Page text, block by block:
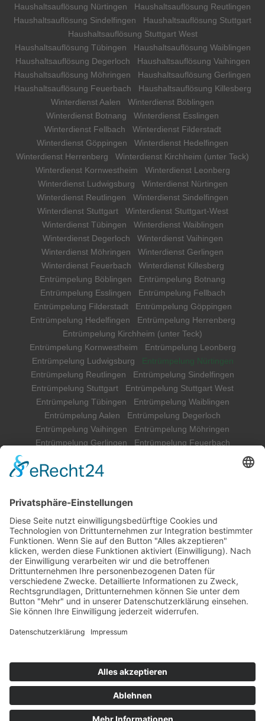
Haushaltsauflösung Nürtingen
Haushaltsauflösung Reutlingen
Haushaltsauflösung Sindelfingen
Haushaltsauflösung Stuttgart
Haushaltsauflösung Stuttgart West
Haushaltsauflösung Tübingen
Haushaltsauflösung Waiblingen
Haushaltsauflösung Degerloch
Haushaltsauflösung Vaihingen
Haushaltsauflösung Möhringen
Haushaltsauflösung Gerlingen
Haushaltsauflösung Feuerbach
Haushaltsauflösung Killesberg
Winterdienst Aalen
Winterdienst Böblingen
Winterdienst Botnang
Winterdienst Esslingen
Winterdienst Fellbach
Winterdienst Filderstadt
Winterdienst Göppingen
Winterdienst Hedelfingen
Winterdienst Herrenberg
Winterdienst Kirchheim (unter Teck)
Winterdienst Kornwestheim
Winterdienst Leonberg
Winterdienst Ludwigsburg
Winterdienst Nürtingen
Winterdienst Reutlingen
Winterdienst Sindelfingen
Winterdienst Stuttgart
Winterdienst Stuttgart-West
Winterdienst Tübingen
Winterdienst Waiblingen
Winterdienst Degerloch
Winterdienst Vaihingen
Winterdienst Möhringen
Winterdienst Gerlingen
Winterdienst Feuerbach
Winterdienst Killesberg
Entrümpelung Böblingen
Entrümpelung Botnang
Entrümpelung Esslingen
Entrümpelung Fellbach
Entrümpelung Filderstadt
Entrümpelung Göppingen
Entrümpelung Hedelfingen
Entrümpelung Herrenberg
Entrümpelung Kirchheim (unter Teck)
Entrümpelung Kornwestheim
Entrümpelung Leonberg
Entrümpelung Ludwigsburg
Entrümpelung Nürtingen
Entrümpelung Reutlingen
Entrümpelung Sindelfingen
Entrümpelung Stuttgart
Entrümpelung Stuttgart West
Entrümpelung Tübingen
Entrümpelung Waiblingen
Entrümpelung Aalen
Entrümpelung Degerloch
Entrümpelung Vaihingen
Entrümpelung Möhringen
Entrümpelung Gerlingen
Entrümpelung Feuerbach
Aktenvernichtung Böblingen
Aktenvernichtung Göppingen
Aktenvernichtung Esslingen
Aktenvernichtung Gerlingen
Aktenvernichtung Feuerbach
Aktenvernichtung Killesberg
Aktenvernichtung Möhringen
Aktenvernichtung Vaihingen
Aktenvernichtung Degerloch
Unsere Leistugen im Überblick
Gebäudereinigung Entrümpelungen
Housekeeping
Gartenpflege
Winterdienst
Hausmeisterarbeiten
Maklerdienstleistungen
Kehrwoche
Made with ❤ bySchaberOM
Datenschutz Cookie-Einstellungen